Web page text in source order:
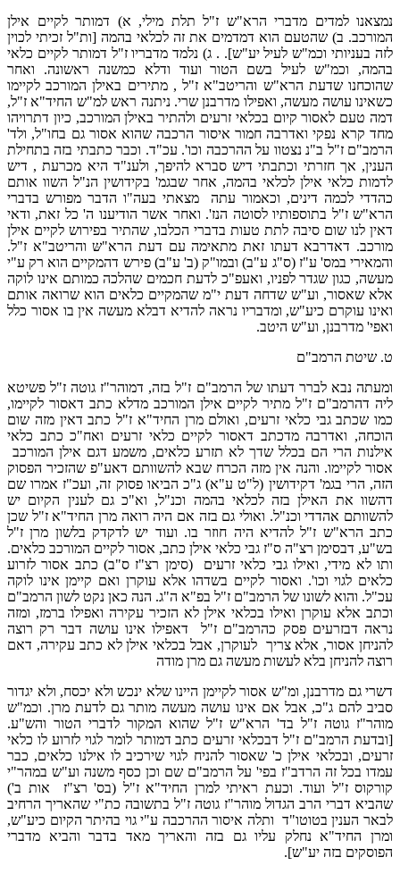
נמצאנו למדים מדברי הרא"ש ז"ל תלת מילי, א) דמותר לקיים אילן
המורכב. ב) שהטעם הוא דמדמים את זה לכלאי בהמה [ות"ל זכיתי לכוין
לזה בעניותי וכמ"ש לעיל יע"ש]. . ג) נלמד מדבריו ז"ל דמותר לקיים כלאי
בהמה, וכמ"ש לעיל בשם הטור ועוד ודלא כמשנה ראשונה. ואחר
שהוכחנו שדעת הרא"ש והריטב"א ז"ל , מתירים באילן המורכב לקיימו
כשאינו עושה מעשה, ואפילו מדרבנן שרי. ניתנה ראש למ"ש החיד"א ז"ל,
דמה טעם לאסור קיום בכלאי זרעים ולהתיר באילן המורכב, כיון דתרויהו
מחד קרא נפקי ואדרבה חמור איסור הרכבה שהוא אסור גם בחו"ל, ולד'
הרמב"ם ז"ל ב"נ נצטוו על ההרכבה וכו'. עכ"ד. וכבר כתבתי בזה בתחילת
הענין, אך חזרתי וכתבתי דיש סברא להיפך, ולענ"ד היא מכרעת , דיש
לדמות כלאי אילן לכלאי בהמה, אחר שבגמ' בקידושין הנ"ל השוו אותם
כהדדי לכמה דינים, וכאמור עתה מצאתי בעה"ו הדבר מפורש בדברי
הרא"ש ז"ל בתוספותיו לסוטה הנז'. ואחר אשר הודיענו ה' כל זאת, ודאי
דאין לנו שום סיבה לתת טעות בדברי הכלבו, שהתיר בפירוש לקיים אילן
מורכב. דאדרבא דעתו זאת מתאימה עם דעת הרא"שּ והריטב"א ז"ל.
והמאירי במס' ע"ז (ס"ג ע"ב) ובמו"ק (ב' ע"ב) פירש דהמקיים הוא רק ע"י
מעשה, כגון שגדר לפניו, ואעפ"כ לדעת חכמים שהלכה כמותם אינו לוקה
אלא שאסור, וע"ש שדחה דעת י"מ שהמקיים כלאים הוא שרואה אותם
ואינו עוקרם כיע"ש, ומדבריו נראה להדיא דבלא מעשה אין בו אסור כלל
ואפי' מדרבנן, וע"ש היטב.
ט. שיטת הרמב"ם
ומעתה נבא לברר דעתו של הרמב"ם ז"ל בזה, דמוהר"ז גוטה ז"ל פשיטא
ליה דהרמב"ם ז"ל מתיר לקיים אילן המורכב מדלא כתב דאסור לקיימו,
כמו שכתב גבי כלאי זרעים, ואולם מרן החיד"א ז"ל כתב דאין מזה שום
הוכחה, ואדרבה מדכתב דאסור לקיים כלאי זרעים ואח"כ כתב כלאי
אילנות הרי הם בכלל שדך לא תזרע כלאים, משמע דגם אילן המורכב
אסור לקיימו. והנה אין מזה הכרח שבא להשוותם דאע"פ שהזכיר הפסוק
הזה, הרי בגמ' דקידושין (ל"ט ע"א) ג"כ הביאו פסוק זה, ועכ"ז אמרו שם
דהשוו את האילן בזה לכלאי בהמה וכנ"ל, וא"כ גם לענין הקיום יש
להשוותם אהדדי וכנ"ל. ואולי גם בזה אם היה רואה מרן החיד"א ז"ל שכן
כתב הרא"ש ז"ל להדיא היה חוזר בו. ועוד יש לדקדק בלשון מרן ז"ל
בש"ע, דבסימן רצ"ה ס"ז גבי כלאי אילן כתב, אסור לקיים המורכב כלאים.
ותו לא מידי, ואילו גבי כלאי זרעים (סימן רצ"ז ס"ב) כתב אסור לזרוע
כלאים לגוי וכו'. ואסור לקיים בשדהו אלא עוקרן ואם קיימן אינו לוקה
עכ"ל. והוא לשונו של הרמב"ם ז"ל בפ"א ה"ג. הנה כאן נקט לשון הרמב"ם
וכתב אלא עוקרן ואילו בכלאי אילן לא הזכיר עקירה ואפילו ברמז, ומזה
נראה דבזרעים פסק כהרמב"ם ז"ל דאפילו אינו עושה דבר רק רוצה
להניחן אסור, אלא צריך לעוקרן, אבל בכלאי אילן לא כתב עקירה, דאם
רוצה להניחן בלא לעשות מעשה גם מרן מודה
דשרי גם מדרבנן, ומ"ש אסור לקיימן היינו שלא ינכש ולא יכסח, ולא יגדור
סביב להם ג"כ, אבל אם אינו עושה מעשה מותר גם לדעת מרן. וכמ"ש
מוהר"ז גוטה ז"ל בד' הרא"ש ז"ל שהוא המקור לדברי הטור והש"ע.
[ובדעת הרמב"ם ז"ל דבכלאי זרעים כתב דמותר לומר לגוי לזרוע לו כלאי
זרעים, ובכלאי אילן כ' שאסור להניח לגוי שירכיב לו אילנו כלאים, כבר
עמדו בכל זה הרדב"ז בפי' על הרמב"ם שם וכן כסף משנה וע"ש במהר"י
קורקוס ז"ל ועוד. וכעת ראיתי למרן החיד"א ז"ל (בס' רצ"ז אות ב')
שהביא דברי הרב הגדול מוהר"ז גוטה ז"ל בתשובה כת"י שהאריך הרחיב
לבאר הענין בטוטו"ד ותלה איסור ההרכבה ע"י גוי בהיתר הקיום כיע"ש,
ומרן החיד"א נחלק עליו גם בזה והאריך מאד בדבר והביא מדברי
הפוסקים בזה יע"ש].